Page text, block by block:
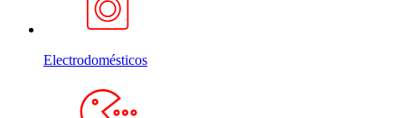
Electrodomésticos